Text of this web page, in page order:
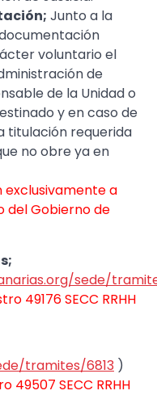
Junto a la
voluntario el
de
de la Unidad o
y en caso de
titulación requerida
no obre ya en
exclusivamente a
delGobierno de
sede/
49176 SECC RRHH
tramites/6813 )
49507 SECC RRHH